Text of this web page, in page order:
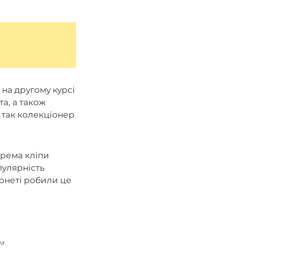
другому курсі
а також
колекціонер
кліпи
робили це